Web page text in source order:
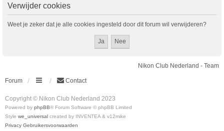
Verwijder cookies
Weet je zeker dat je alle cookies ingesteld door dit forum wil verwijderen?
Nikon Club Nederland - Team
Forum Contact
Copyright © Nikon Club Nederland 2023
Powered by phpBB® Forum Software © phpBB Limited
Style we_universal created by INVENTEA & v12mike
Privacy Gebruikersvoorwaarden